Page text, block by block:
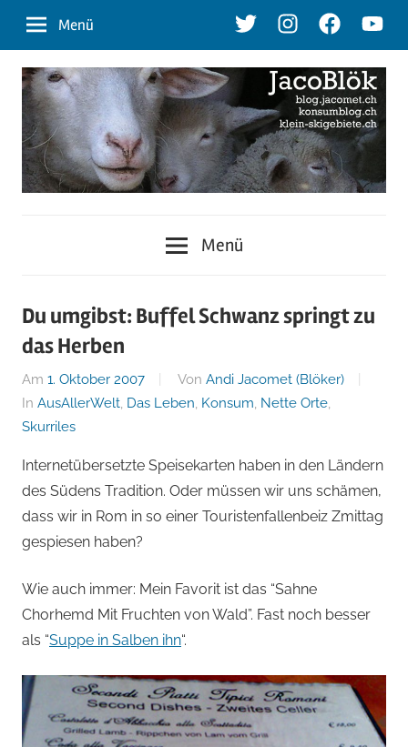
Inhalt
TwitterInstagramFacebook
Menü
der
Blog
von
Andi
Jacomet
klein-
skigebiete.ch
Menü
Du umgibst: Buffel Schwanz springt zu
das Herben
Am 1. Oktober 2007 Von Andi Jacomet (Blöker)
In AusAllerWelt, Das Leben, Konsum, Nette Orte,
Skurriles
Internetübersetzte Speisekarten haben in den Ländern
des Südens Tradition. Oder müssen wir uns schämen,
dass wir in Rom in so einer Touristenfallenbeiz Zmittag
gespiesen haben?
Wie auch immer: Mein Favorit ist das “Sahne
Chorhemd Mit Fruchten von Wald”. Fast noch besser
als “Suppe in Salben ihn“.